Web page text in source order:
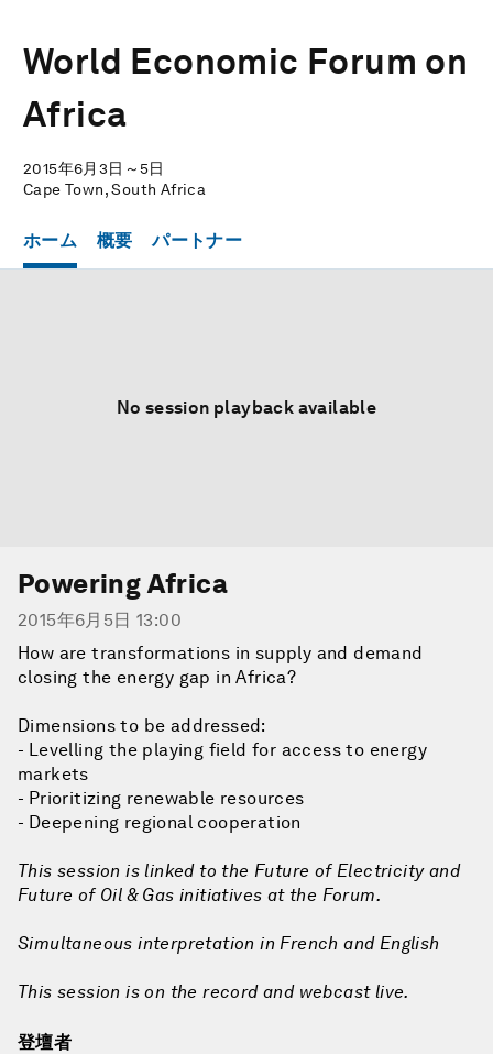
World Economic Forum on
Africa
2015年6月3日～5日
Cape Town, South Africa
ホーム 概要 パートナー
No session playback available
Powering Africa
2015年6月5日 13:00
How are transformations in supply and demand
closing the energy gap in Africa?
Dimensions to be addressed:
- Levelling the playing field for access to energy
markets
- Prioritizing renewable resources
- Deepening regional cooperation
This session is linked to the Future of Electricity and
Future of Oil & Gas initiatives at the Forum.
Simultaneous interpretation in French and English
This session is on the record and webcast live.
登壇者